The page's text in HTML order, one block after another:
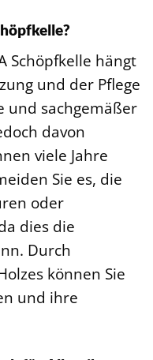
Schöpfkelle hängt
und der Pflege
und sachgemäßer
davon
viele Jahre
Sie es, die
oder
dies die
Durch
können Sie
und ihre